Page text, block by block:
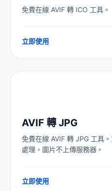
免費在線 AVIF 轉 ICO 工具。
立即使用
AVIF 轉 JPG
免費在線 AVIF 轉 JPG 工具
處理，圖片不上傳服務器。
立即使用